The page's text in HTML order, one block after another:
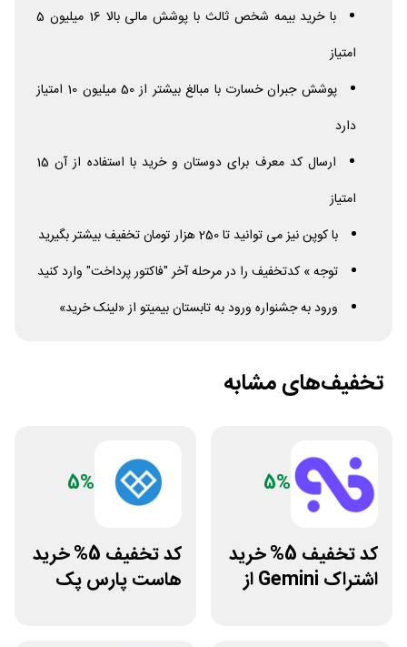
با خرید بیمه شخص ثالث با پوشش مالی بالا 16 میلیون 5
امتیاز
پوشش جبران خسارت با مبالغ بیشتر از 50 میلیون 10 امتیاز
دارد
ارسال کد معرف برای دوستان و خرید با استفاده از آن 15
امتیاز
با کوپن نیز می توانید تا 250 هزار تومان تخفیف بیشتر بگیرید
توجه » کدتخفیف را در مرحله آخر "فاکتور پرداخت" وارد کنید
ورود به جشنواره ورود به تابستان بیمیتو از «لینک خرید»
تخفیف‌های مشابه
5%
کد تخفیف 5% خرید
اشتراک Gemini از
5%
کد تخفیف 5% خرید
هاست پارس پک